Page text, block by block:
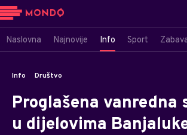
Naslovna Najnovije Info Sport
Info Društvo
Proglašena vanredna
u dijelovima